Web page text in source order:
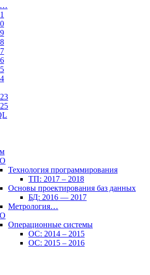
Технология программирования
ТП: 2017 – 2018
Основы проектирования баз данных
БД: 2016 — 2017
Метрология…
Операционные системы
ОС: 2014 – 2015
ОС: 2015 – 2016